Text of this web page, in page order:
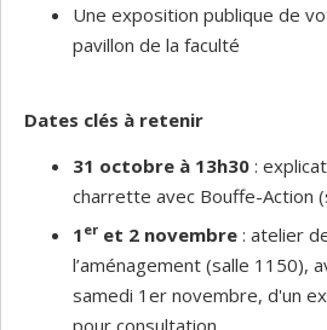
Une exposition publique de
pavillon de la faculté
Dates clés à retenir
31 octobre à 13h30 :
charrette avec Bouffe-Action
1 er et 2 novembre : atelier
l’aménagement (salle 1150),
samedi 1er novembre, d'un
pour consultation.